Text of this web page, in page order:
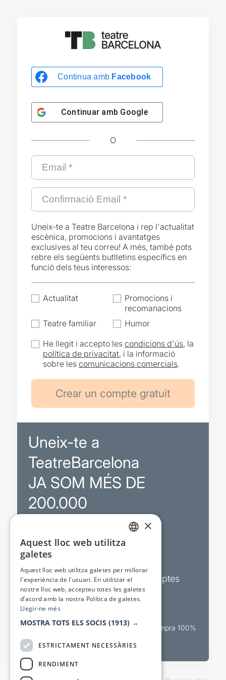
Continua amb Facebook
Continuar amb Google
O
Uneix-te a Teatre Barcelona i rep l'actualitat
escènica, promocions i avantatges
exclusives al teu correu! A més, també pots
rebre els següents butlletins específics en
funció dels teus interessos:
Actualitat
Promocions i
recomanacions
Teatre familiar
Humor
He llegit i accepto lescondicions d'ús, la
política de privacitat, i la informació
sobre lescomunicacions comercials.
Uneix-te a
TeatreBarcelona
JA SOM MÉS DE
200.000
Sortejos exclusius
Butlletins d’actualitat i descomptes
Valora espectacles
Canal oficial de venda teatral Compra 100%
×
Aquest lloc web utilitza
galetes
Aquest lloc web utilitza galetes per millorar
l'experiència de l'usuari. En utilitzar el
nostre lloc web, accepteu totes les galetes
d’acord amb la nostra Política de galetes.
Llegir-ne més
MOSTRA TOTS ELS SOCIS (1913) →
ESTRICTAMENT NECESSÀRIES
RENDIMENT